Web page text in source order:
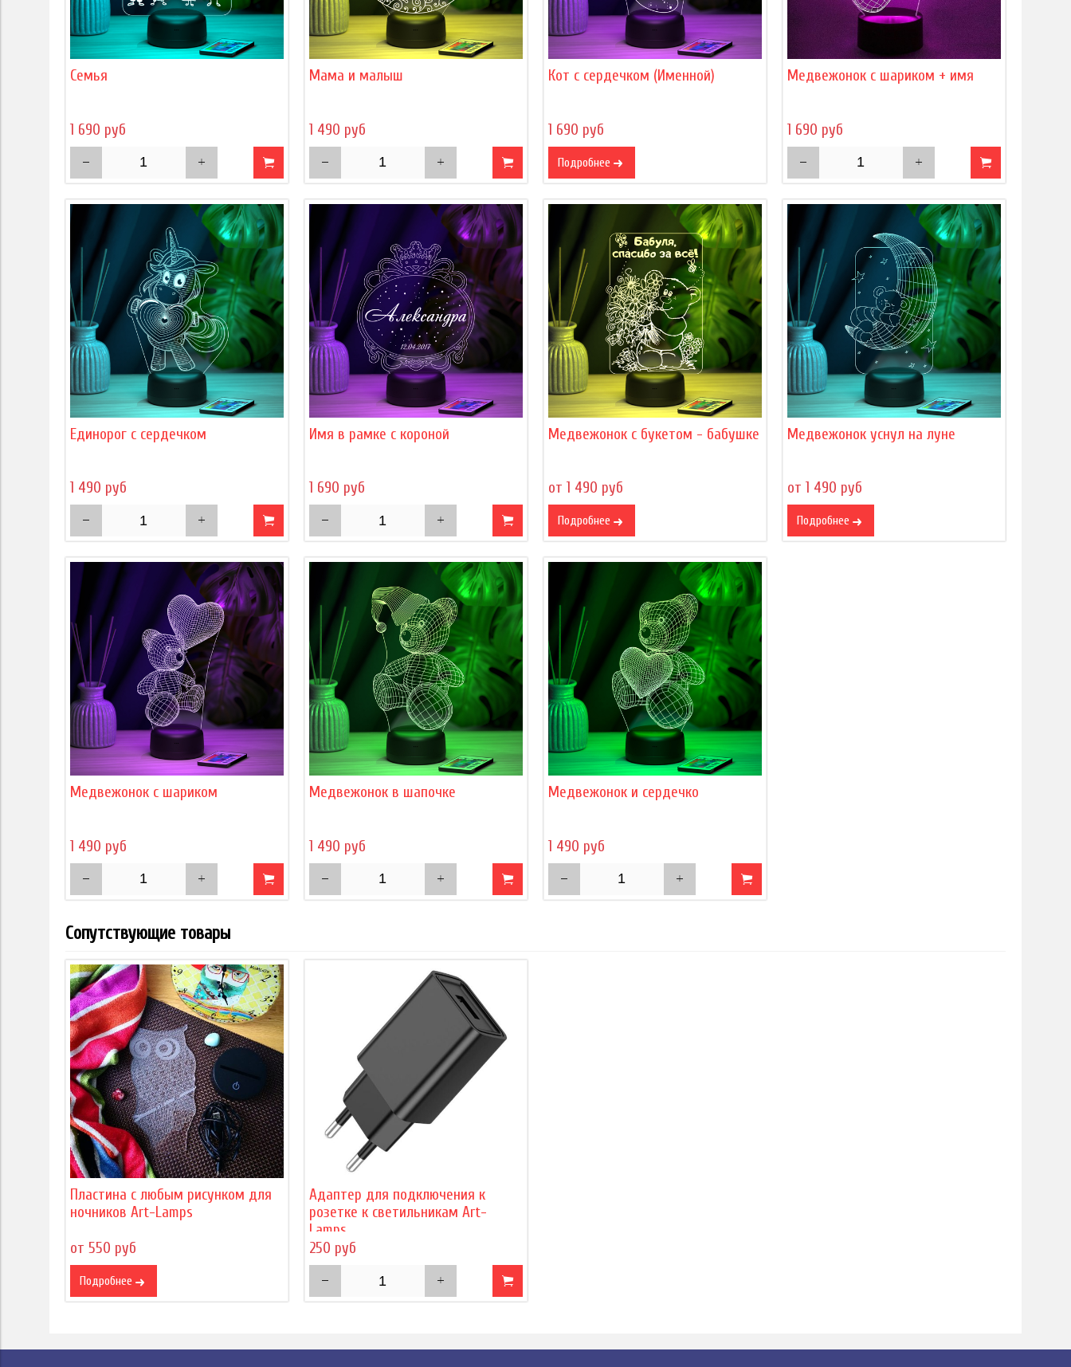
Семья
1 690 руб
Мама и малыш
1 490 руб
Кот с сердечком (Именной)
1 690 руб
Подробнее
Медвежонок с шариком + имя
1 690 руб
Единорог с сердечком
1 490 руб
Имя в рамке с короной
1 690 руб
Медвежонок с букетом - бабушке
от 1 490 руб
Подробнее
Медвежонок уснул на луне
от 1 490 руб
Подробнее
Медвежонок с шариком
1 490 руб
Медвежонок в шапочке
1 490 руб
Медвежонок и сердечко
1 490 руб
Сопутствующие товары
Пластина с любым рисунком для
ночников Art-Lamps
от 550 руб
Подробнее
Адаптер для подключения к
розетке к светильникам Art-
Lamps
250 руб